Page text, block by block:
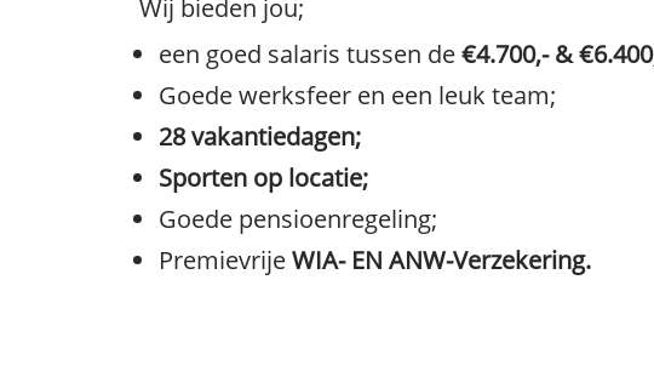
Wij bieden jou;
een goed salaris tussen de€4.700,- &
Goede werksfeer en een leuk team;
28 vakantiedagen;
Sporten op locatie;
Goede pensioenregeling;
PremievrijeWIA- EN ANW-Verzekering.